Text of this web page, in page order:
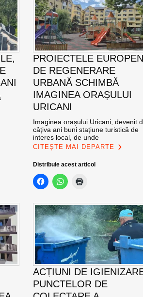
PROIECTELE
DE REGENERARE
URBANĂ SCHIMBĂ
IMAGINEA ORAȘULUI
URICANI
Imaginea orașului Uricani, devenit
câțiva ani buni stațiune turistică de
interes local, de unde
CITEȘTE MAI DEPARTE
Distribuie acest articol
ACȚIUNI DE
PUNCTELOR DE